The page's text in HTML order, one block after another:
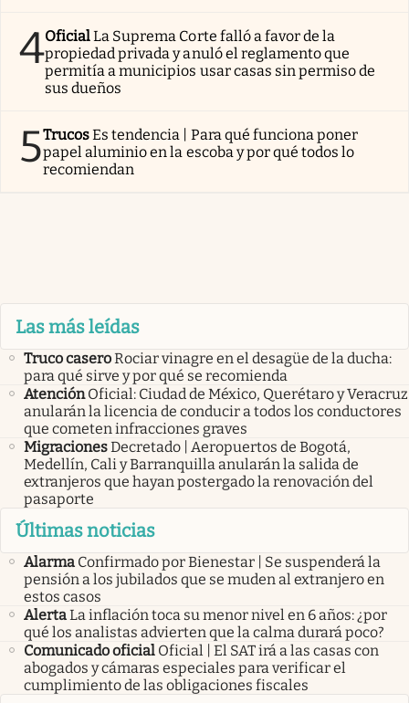
4OficialLa Suprema Corte falló a favor de la
propiedad privada y anuló el reglamento que
permitía a municipios usar casas sin permiso de
sus dueños
5TrucosEs tendencia | Para qué funciona poner
papel aluminio en la escoba y por qué todos lo
recomiendan
Las más leídas
Truco caseroRociar vinagre en el desagüe de la ducha:
para qué sirve y por qué se recomienda
Atención Oficial: Ciudad de México, Querétaro y Veracruz
anularán la licencia de conducir a todos los conductores
que cometen infracciones graves
MigracionesDecretado | Aeropuertos de Bogotá,
Medellín, Cali y Barranquilla anularán la salida de
extranjeros que hayan postergado la renovación del
pasaporte
Últimas noticias
Alarma Confirmado por Bienestar | Se suspenderá la
pensión a los jubilados que se muden al extranjero en
estos casos
AlertaLa inflación toca su menor nivel en 6 años: ¿por
qué los analistas advierten que la calma durará poco?
Comunicado oficial Oficial | El SAT irá a las casas con
abogados y cámaras especiales para verificar el
cumplimiento de las obligaciones fiscales